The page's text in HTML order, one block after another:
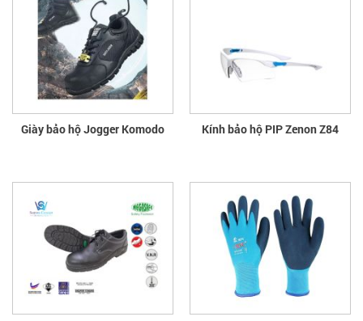
Giày bảo hộ Jogger Komodo Kính bảo hộ PIP Zenon Z84